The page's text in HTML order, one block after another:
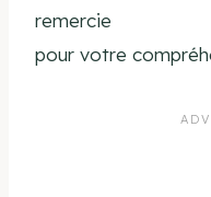
remercie
pour votre